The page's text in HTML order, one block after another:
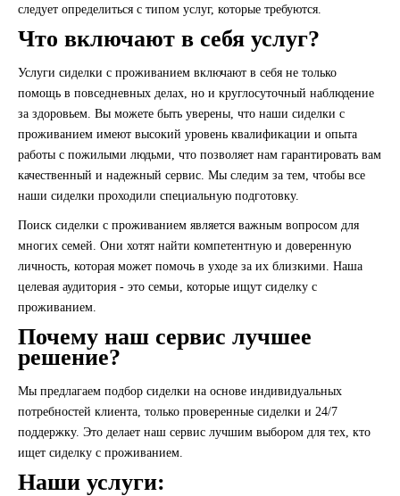
следует определиться с типом услуг, которые требуются.
Что включают в себя услуг?
Услуги сиделки с проживанием включают в себя не только
помощь в повседневных делах, но и круглосуточный наблюдение
за здоровьем. Вы можете быть уверены, что наши сиделки с
проживанием имеют высокий уровень квалификации и опыта
работы с пожилыми людьми, что позволяет нам гарантировать вам
качественный и надежный сервис. Мы следим за тем, чтобы все
наши сиделки проходили специальную подготовку.
Поиск сиделки с проживанием является важным вопросом для
многих семей. Они хотят найти компетентную и доверенную
личность, которая может помочь в уходе за их близкими. Наша
целевая аудитория - это семьи, которые ищут сиделку с
проживанием.
Почему наш сервис лучшее
решение?
Мы предлагаем подбор сиделки на основе индивидуальных
потребностей клиента, только проверенные сиделки и 24/7
поддержку. Это делает наш сервис лучшим выбором для тех, кто
ищет сиделку с проживанием.
Наши услуги: